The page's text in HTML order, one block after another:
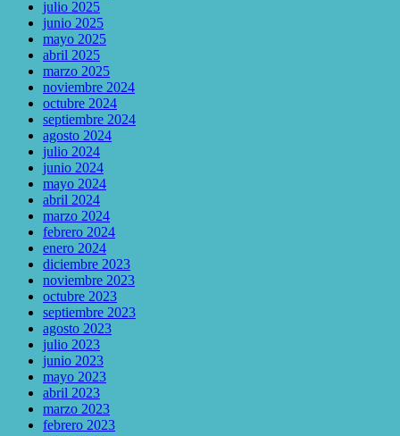
julio 2025
junio 2025
mayo 2025
abril 2025
marzo 2025
noviembre 2024
octubre 2024
septiembre 2024
agosto 2024
julio 2024
junio 2024
mayo 2024
abril 2024
marzo 2024
febrero 2024
enero 2024
diciembre 2023
noviembre 2023
octubre 2023
septiembre 2023
agosto 2023
julio 2023
junio 2023
mayo 2023
abril 2023
marzo 2023
febrero 2023